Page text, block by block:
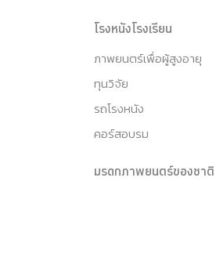
โรงหนังโรงเรียน
ภาพยนตร์เพื่อผู้สูงอายุ
ทุนวิจัย
รถโรงหนัง
คอร์สอบรม
มรดกภาพยนตร์ของชาติ